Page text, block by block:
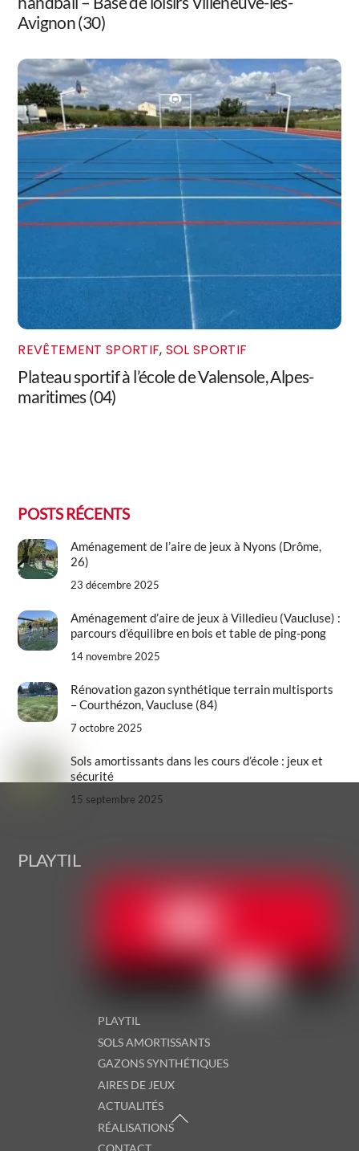
Avignon (30)
REVÊTEMENT SPORTIF, SOL SPORTIF
Plateau sportif à l’école de Valensole, Alpes-
maritimes (04)
POSTS RÉCENTS
Aménagement de l’aire de jeux à Nyons (Drôme,
26)
23 décembre 2025
Aménagement d’aire de jeux à Villedieu (Vaucluse) :
parcours d’équilibre en bois et table de ping-pong
14 novembre 2025
Rénovation gazon synthétique terrain multisports
– Courthézon, Vaucluse (84)
7 octobre 2025
Sols amortissants dans les cours d’école : jeux et
sécurité
15 septembre 2025
Top
PLAYTIL
PLAYTIL
SOLS AMORTISSANTS
GAZONS SYNTHÉTIQUES
AIRES DE JEUX
ACTUALITÉS
RÉALISATIONS